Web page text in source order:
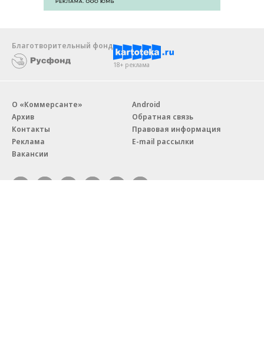
Благотворительный фонд
18+ реклама
О «Коммерсанте»
Архив
Контакты
Реклама
Вакансии
Android
Обратная связь
Правовая информация
E-mail рассылки